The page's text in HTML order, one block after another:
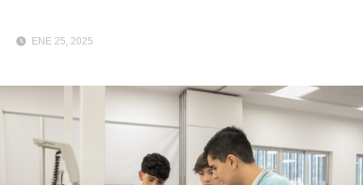
ENE 25, 2025